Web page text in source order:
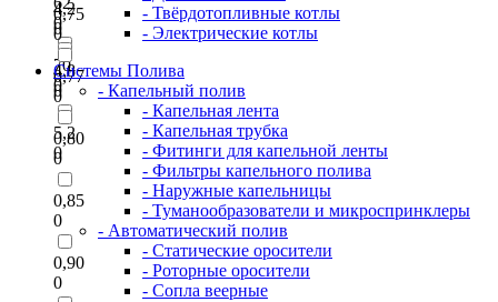
0
70
0
4,2
0
4,8
0
5,2
0
0,75
0
0,77
0
0,80
0
0,85
0
0,90
0
- Твёрдотопливные котлы
- Электрические котлы
Системы Полива
- Капельный полив
- Капельная лента
- Капельная трубка
- Фитинги для капельной ленты
- Фильтры капельного полива
- Наружные капельницы
- Туманообразователи и микроспринклеры
- Автоматический полив
- Статические оросители
- Роторные оросители
- Сопла веерные